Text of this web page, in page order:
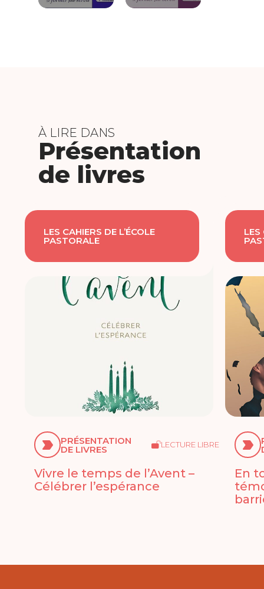
À LIRE DANS
Présentation
de livres
LES CAHIERS DE L’ÉCOLE
PASTORALE
PRÉSENTATION
DE LIVRES LECTURE LIBRE
Vivre le temps de l’Avent –
Célébrer l’espérance
LES
En